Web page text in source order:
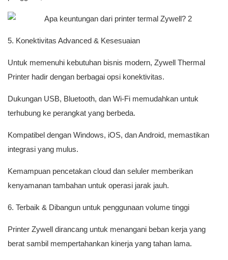
5. Konektivitas Advanced & Kesesuaian
Untuk memenuhi kebutuhan bisnis modern, Zywell Thermal
Printer hadir dengan berbagai opsi konektivitas.
Dukungan USB, Bluetooth, dan Wi-Fi memudahkan untuk
terhubung ke perangkat yang berbeda.
Kompatibel dengan Windows, iOS, dan Android, memastikan
integrasi yang mulus.
Kemampuan pencetakan cloud dan seluler memberikan
kenyamanan tambahan untuk operasi jarak jauh.
6. Terbaik & Dibangun untuk penggunaan volume tinggi
Printer Zywell dirancang untuk menangani beban kerja yang
berat sambil mempertahankan kinerja yang tahan lama.